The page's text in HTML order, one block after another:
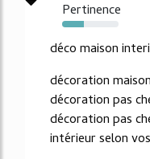
Pertinence
38%
déco maison
décoration
décoration pas
décoration pas
intérieur selon